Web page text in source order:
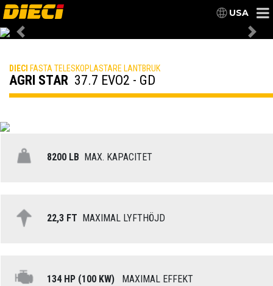
USA
Previous
DIECI FASTA TELESKOPLASTARE LANTBRUK
AGRI STAR 37.7 EVO2 - GD
8200 LB MAX. KAPACITET
22,3 FT MAXIMAL LYFTHÖJD
134 HP (100 KW) MAXIMAL EFFEKT